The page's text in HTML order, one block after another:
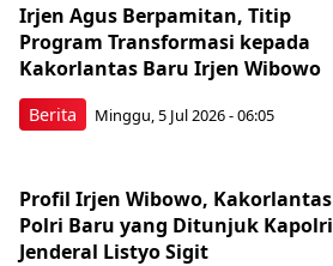
Berita
Irjen Agus Berpamitan, Titip
Program Transformasi kepada
Kakorlantas Baru Irjen Wibowo
Minggu, 5 Jul 2026 - 06:05
Profil Irjen Wibowo, Kakorlantas
Polri Baru yang Ditunjuk Kapolri
Jenderal Listyo Sigit